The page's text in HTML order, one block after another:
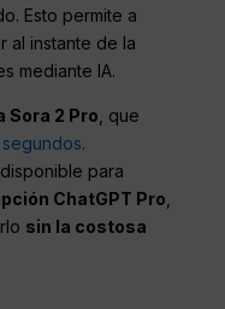
Esto permite a
al instante de la
mediante IA.
Sora 2 Pro, que
.
para
ChatGPT Pro,
sin la costosa